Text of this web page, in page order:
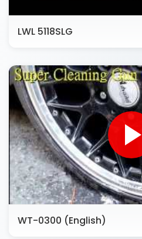
LWL 5118SLG
WT-0300 (English)